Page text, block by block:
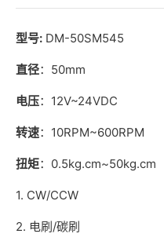
型号: DM-50SM545
直径：50mm
电压：12V~24VDC
转速：10RPM~600RPM
扭矩：0.5kg.cm~50kg.cm
1. CW/CCW
2. 电刷/碳刷